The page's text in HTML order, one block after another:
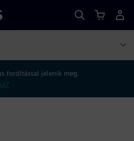
fordítással jelenik meg.